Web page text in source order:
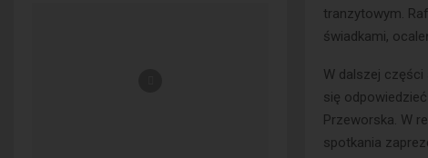
tranzytowym.
świadkami,
W dalszej
się
Przeworska. W
spotkania